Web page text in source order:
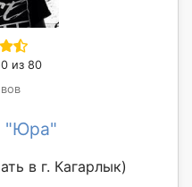
из 80
"Юра"
в г. Кагарлык)